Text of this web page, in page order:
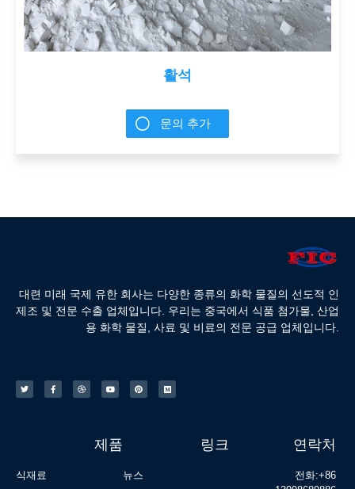
활석
문의 추가
대련 미래 국제 유한 회사는 다양한 종류의 화학 물질의 선도적 인
제조 및 전문 수출 업체입니다. 우리는 중국에서 식품 첨가물, 산업
용 화학 물질, 사료 및 비료의 전문 공급 업체입니다.
제품
식재료
링크
뉴스
연락처
전화:+86